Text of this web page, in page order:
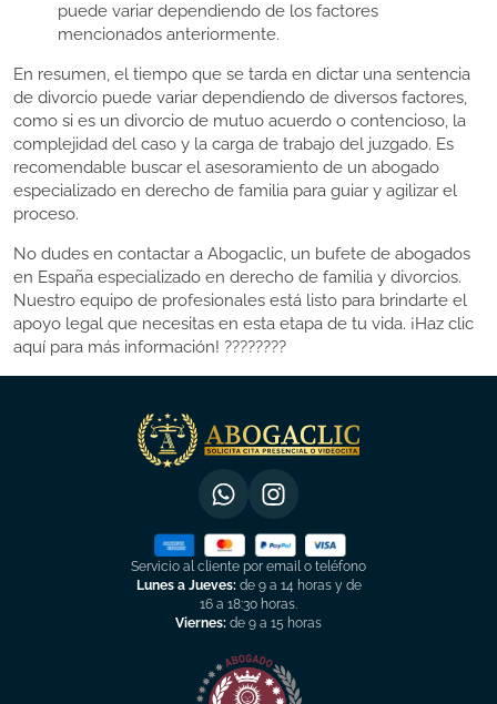
puede variar dependiendo de los factores
mencionados anteriormente.
En resumen, el tiempo que se tarda en dictar una sentencia
de divorcio puede variar dependiendo de diversos factores,
como si es un divorcio de mutuo acuerdo o contencioso, la
complejidad del caso y la carga de trabajo del juzgado. Es
recomendable buscar el asesoramiento de un abogado
especializado en derecho de familia para guiar y agilizar el
proceso.
No dudes en contactar a Abogaclic, un bufete de abogados
en España especializado en derecho de familia y divorcios.
Nuestro equipo de profesionales está listo para brindarte el
apoyo legal que necesitas en esta etapa de tu vida. ¡Haz clic
aquí para más información! ????????
Servicio al cliente por email o teléfono
Lunes a Jueves:de 9 a 14 horas y de
16 a 18:30 horas.
Viernes: de 9 a 15 horas